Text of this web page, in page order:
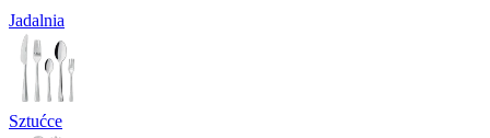
Jadalnia
Sztućce